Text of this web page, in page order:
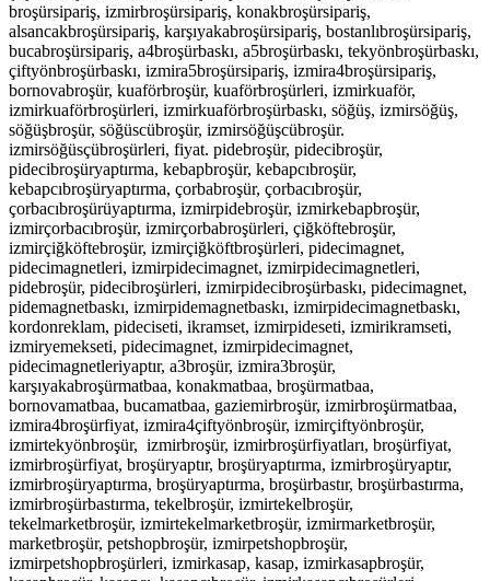
broşürsipariş, izmirbroşürsipariş, konakbroşürsipariş,
alsancakbroşürsipariş, karşıyakabroşürsipariş, bostanlıbroşürsipariş,
bucabroşürsipariş, a4broşürbaskı, a5broşürbaskı, tekyönbroşürbaskı,
çiftyönbroşürbaskı, izmira5broşürsipariş, izmira4broşürsipariş,
bornovabroşür, kuaförbroşür, kuaförbroşürleri, izmirkuaför,
izmirkuaförbroşürleri, izmirkuaförbroşürbaskı, söğüş, izmirsöğüş,
söğüşbroşür, söğüscübroşür, izmirsöğüşcübroşür.
izmirsöğüsçübroşürleri, fiyat. pidebroşür, pidecibroşür,
pidecibroşüryaptırma, kebapbroşür, kebapcıbroşür,
kebapcıbroşüryaptırma, çorbabroşür, çorbacıbroşür,
çorbacıbroşürüyaptırma, izmirpidebroşür, izmirkebapbroşür,
izmirçorbacıbroşür, izmirçorbabroşürleri, çiğköftebroşür,
izmirçiğköftebroşür, izmirçiğköftbroşürleri, pidecimagnet,
pidecimagnetleri, izmirpidecimagnet, izmirpidecimagnetleri,
pidebroşür, pidecibroşürleri, izmirpidecibroşürbaskı, pidecimagnet,
pidemagnetbaskı, izmirpidemagnetbaskı, izmirpidecimagnetbaskı,
kordonreklam, pideciseti, ikramset, izmirpideseti, izmirikramseti,
izmiryemekseti, pidecimagnet, izmirpidecimagnet,
pidecimagnetleriyaptır, a3broşür, izmira3broşür,
karşıyakabroşürmatbaa, konakmatbaa, broşürmatbaa,
bornovamatbaa, bucamatbaa, gaziemirbroşür, izmirbroşürmatbaa,
izmira4broşürfiyat, izmira4çiftyönbroşür, izmirçiftyönbroşür,
izmirtekyönbroşür, izmirbroşür, izmirbroşürfiyatları, broşürfiyat,
izmirbroşürfiyat, broşüryaptır, broşüryaptırma, izmirbroşüryaptır,
izmirbroşüryaptırma, broşüryaptırma, broşürbastır, broşürbastırma,
izmirbroşürbastırma, tekelbroşür, izmirtekelbroşür,
tekelmarketbroşür, izmirtekelmarketbroşür, izmirmarketbroşür,
marketbroşür, petshopbroşür, izmirpetshopbroşür,
izmirpetshopbroşürleri, izmirkasap, kasap, izmirkasapbroşür,